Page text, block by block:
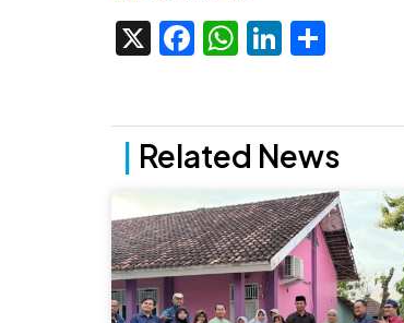
X Facebook
WhatsApp
LinkedIn
Related News